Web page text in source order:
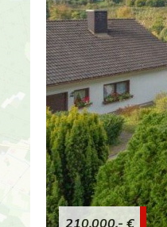
210.000,- €